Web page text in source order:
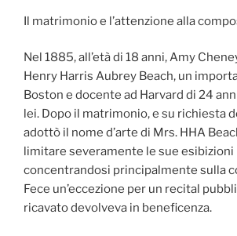
Il matrimonio e l’attenzione alla
Nel 1885, all’età di 18 anni, Amy
Henry Harris Aubrey Beach, un
Boston e docente ad Harvard di 24
lei. Dopo il matrimonio, e su richiesta
adottò il nome d’arte di Mrs. HHA
limitare severamente le sue esibizioni
concentrandosi principalmente sulla
Fece un’eccezione per un recital
ricavato devolveva in beneficenza.